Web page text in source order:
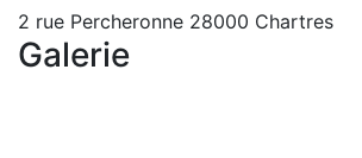
2 rue Percheronne 28000 Chartres
Galerie